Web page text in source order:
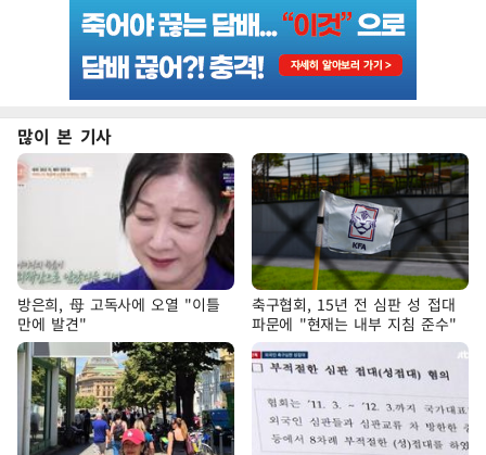
많이 본 기사
방은희, 母 고독사에 오열 "이틀
만에 발견"
축구협회, 15년 전 심판 성 접대
파문에 "현재는 내부 지침 준수"